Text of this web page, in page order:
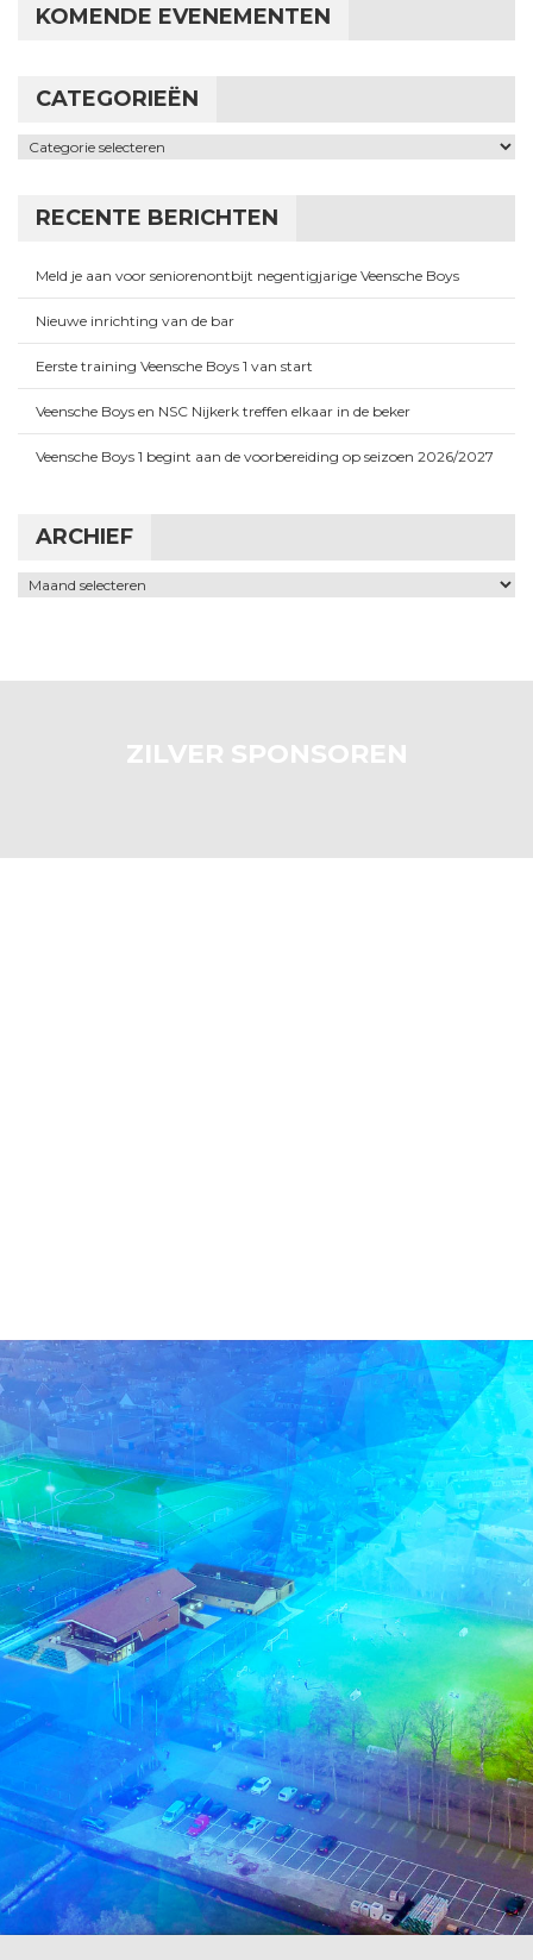
KOMENDE EVENEMENTEN
CATEGORIEËN
Categorieën
RECENTE BERICHTEN
Meld je aan voor seniorenontbijt negentigjarige Veensche Boys
Nieuwe inrichting van de bar
Eerste training Veensche Boys 1 van start
Veensche Boys en NSC Nijkerk treffen elkaar in de beker
Veensche Boys 1 begint aan de voorbereiding op seizoen 2026/2027
ARCHIEF
Archief
ZILVER SPONSOREN